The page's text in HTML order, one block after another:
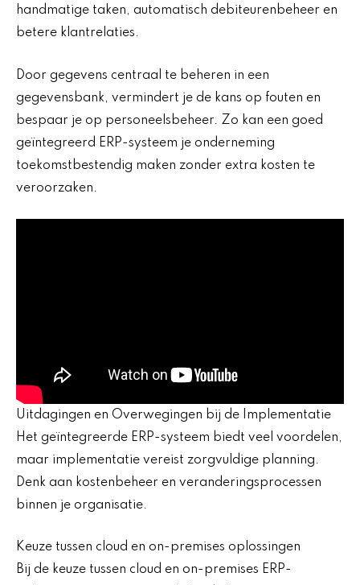
handmatige taken, automatisch debiteurenbeheer en
betere klantrelaties.
Door gegevens centraal te beheren in een
gegevensbank, vermindert je de kans op fouten en
bespaar je op personeelsbeheer. Zo kan een goed
geïntegreerd ERP-systeem je onderneming
toekomstbestendig maken zonder extra kosten te
veroorzaken.
Uitdagingen en Overwegingen bij de Implementatie
Het geïntegreerde ERP-systeem biedt veel voordelen,
maar implementatie vereist zorgvuldige planning.
Denk aan kostenbeheer en veranderingsprocessen
binnen je organisatie.
Keuze tussen cloud en on-premises oplossingen
Bij de keuze tussen cloud en on-premises ERP-